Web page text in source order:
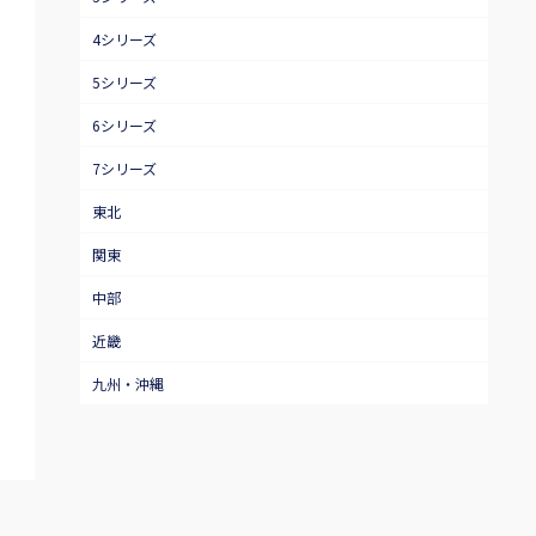
4シリーズ
5シリーズ
6シリーズ
7シリーズ
東北
関東
中部
近畿
九州・沖縄